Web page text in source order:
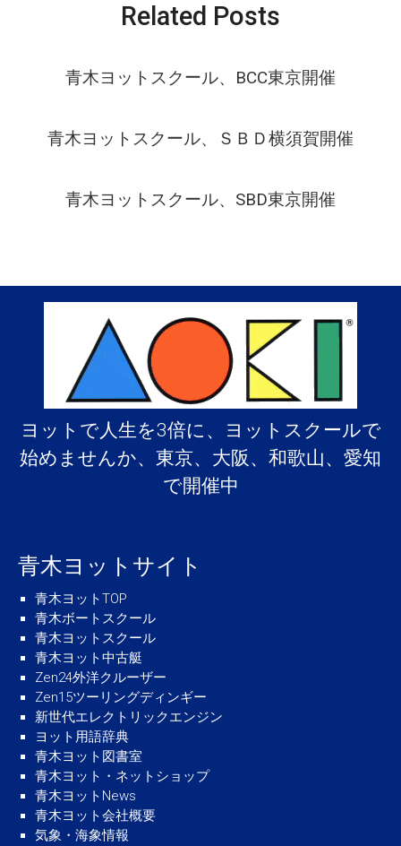
ﾙ・
ﾌﾟ
大
阪
ス
Related Posts
青木ヨットスクール、BCC東京開催
青木ヨットスクール、ＳＢＤ横須賀開催
青木ヨットスクール、SBD東京開催
ヨットで人生を3倍に、ヨットスクールで
始めませんか、東京、大阪、和歌山、愛知
で開催中
青木ヨットサイト
青木ヨットTOP
青木ボートスクール
青木ヨットスクール
青木ヨット中古艇
Zen24外洋クルーザー
Zen15ツーリングディンギー
新世代エレクトリックエンジン
ヨット用語辞典
青木ヨット図書室
青木ヨット・ネットショップ
青木ヨットNews
青木ヨット会社概要
気象・海象情報